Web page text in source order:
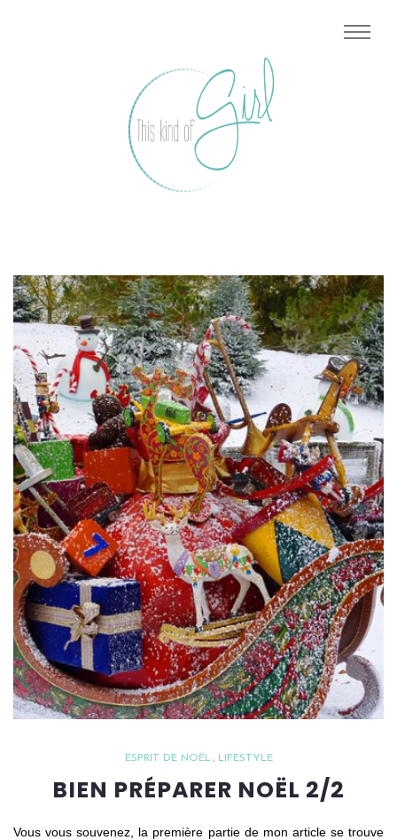
ESPRIT DE NOËL LIFESTYLE
BIEN PRÉPARER NOËL 2/2
Vous vous souvenez, la première partie de mon article se trouve